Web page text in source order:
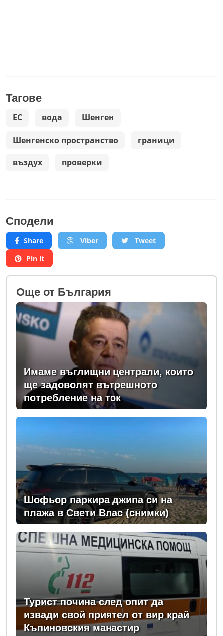
Тагове
ЕС вода Шенген
Шенгенско пространство граници
въздух проверки
Сподели
Share Viber
Tweet
Pin it
Oще от България
Имаме въглищни централи, които
ще задоволят вътрешното
потребление на ток
Шофьор паркира джипа си на
плажа в Свети Влас (снимки)
Турист почина след опит да
извади свой приятел от вир край
Къпиновския манастир